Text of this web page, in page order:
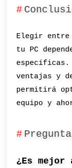
Elegir entre
tu PC
específicas.
ventajas y
permitirá
equipo y
¿Es mejor